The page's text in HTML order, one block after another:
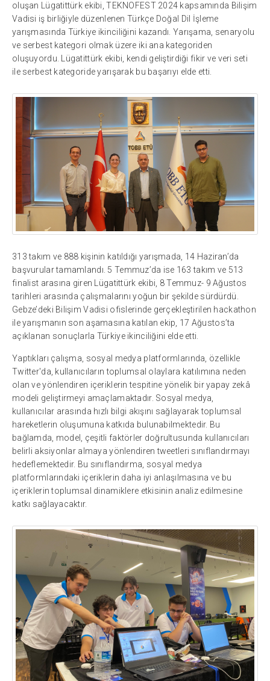
oluşan Lügatittürk ekibi, TEKNOFEST 2024 kapsamında Bilişim
Vadisi iş birliğiyle düzenlenen Türkçe Doğal Dil İşleme
yarışmasında Türkiye ikinciliğini kazandı. Yarışama, senaryolu
ve serbest kategori olmak üzere iki ana kategoriden
oluşuyordu. Lügatittürk ekibi, kendi geliştirdiği fikir ve veri seti
ile serbest kategoride yarışarak bu başarıyı elde etti.
313 takım ve 888 kişinin katıldığı yarışmada, 14 Haziran’da
başvurular tamamlandı. 5 Temmuz’da ise 163 takım ve 513
finalist arasına giren Lügatittürk ekibi, 8 Temmuz- 9 Ağustos
tarihleri arasında çalışmalarını yoğun bir şekilde sürdürdü.
Gebze’deki Bilişim Vadisi ofislerinde gerçekleştirilen hackathon
ile yarışmanın son aşamasına katılan ekip, 17 Ağustos’ta
açıklanan sonuçlarla Türkiye ikinciliğini elde etti.
Yaptıkları çalışma, sosyal medya platformlarında, özellikle
Twitter'da, kullanıcıların toplumsal olaylara katılımına neden
olan ve yönlendiren içeriklerin tespitine yönelik bir yapay zekâ
modeli geliştirmeyi amaçlamaktadır. Sosyal medya,
kullanıcılar arasında hızlı bilgi akışını sağlayarak toplumsal
hareketlerin oluşumuna katkıda bulunabilmektedir. Bu
bağlamda, model, çeşitli faktörler doğrultusunda kullanıcıları
belirli aksiyonlar almaya yönlendiren tweetleri sınıflandırmayı
hedeflemektedir. Bu sınıflandırma, sosyal medya
platformlarındaki içeriklerin daha iyi anlaşılmasına ve bu
içeriklerin toplumsal dinamiklere etkisinin analiz edilmesine
katkı sağlayacaktır.